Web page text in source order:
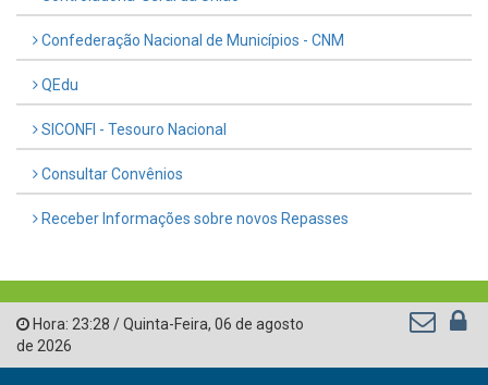
Confederação Nacional de Municípios - CNM
QEdu
SICONFI - Tesouro Nacional
Consultar Convênios
Receber Informações sobre novos Repasses
Hora: 23:28 /Quinta-Feira, 06 de agosto
de 2026